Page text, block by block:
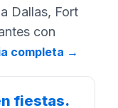
Dallas, Fort
con
completa →
fiestas.